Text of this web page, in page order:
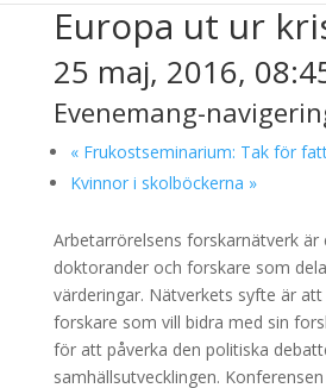
Europa ut ur
25 maj, 2016,
Evenemang-
«Frukostseminarium: Tak för
Kvinnor i skolböckerna »
Arbetarrörelsens forskarnätverk
doktorander och forskare som
värderingar. Nätverkets syfte är
forskare som vill bidra med sin
för att påverka den politiska
samhällsutvecklingen.